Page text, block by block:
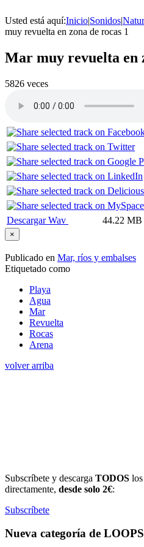
Usted está aquí:Inicio|Sonidos|
muy revuelta en zona de rocas 1
Mar muy revuelta en
5826 veces
Descargar Wav 44.22 MB
×
Publicado en Mar, ríos y embalses
Etiquetado como
Playa
Agua
Mar
Revuelta
Rocas
Arena
volver arriba
Subscríbete y descarga TODOS
directamente, desde solo 2€:
Subscríbete
Nueva categoría de LOOPS